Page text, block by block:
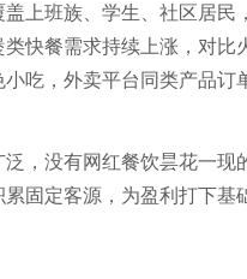
上班族、学生、社区居民
快餐需求持续上涨，对比
吃，外卖平台同类产品订
，没有网红餐饮昙花一现
固定客源，为盈利打下基